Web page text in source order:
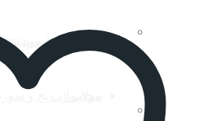
سرپوشه پزشکی بکر
ستون فقرات
محصولات بیهوشی و
دستگاه سی پپ cpap